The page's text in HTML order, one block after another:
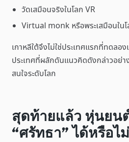
วัดเสมือนจริงในโลก VR
Virtual monk หรือพระเสมือนใน
เกาหลีใต้จึงไม่ใช่ประเทศแรกที่ทดลอ
ประเทศที่ผลักดันแนวคิดดังกล่าวอย่า
สนใจระดับโลก
สุดท้ายแล้ว หุ่นยน
“ศรัทธา” ได้หรือไ